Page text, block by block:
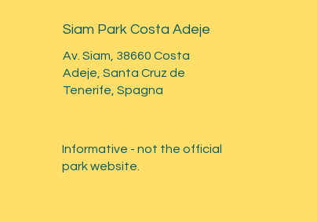
Siam Park Costa Adeje
Av. Siam, 38660 Costa
Adeje, Santa Cruz de
Tenerife, Spagna
Informative - not the official
park website.